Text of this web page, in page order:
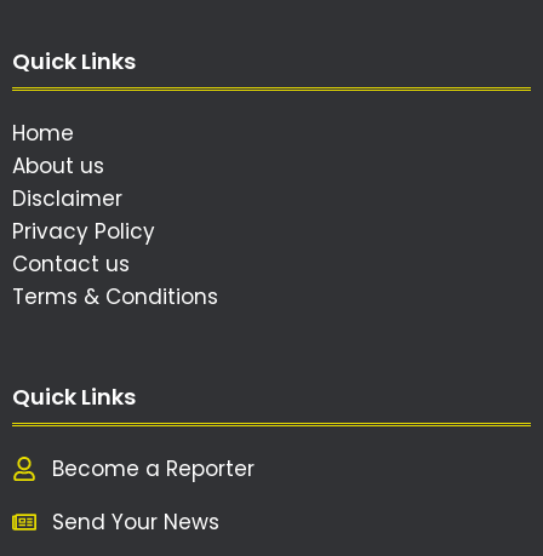
Quick Links
Home
About us
Disclaimer
Privacy Policy
Contact us
Terms & Conditions
Quick Links
Become a Reporter
Send Your News